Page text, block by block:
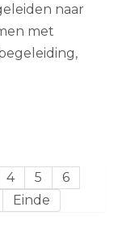
naar
met
4 5
6
Einde